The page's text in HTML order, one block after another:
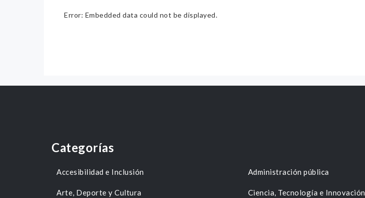
Error: Embedded data could not be displayed.
Categorías
Accesibilidad e Inclusión Administración pública
Arte, Deporte y Cultura Ciencia, Tecnología e Innovación